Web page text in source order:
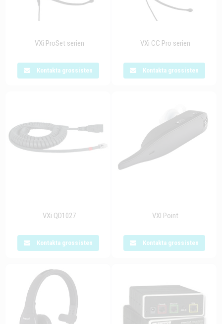
VXi ProSet serien
Kontakta grossisten
VXi CC Pro serien
Kontakta grossisten
VXi QD1027
Kontakta grossisten
VXI Point
Kontakta grossisten